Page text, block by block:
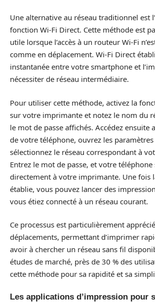
Une alternative au réseau traditionnel est
fonction Wi-Fi Direct. Cette méthode est
utile lorsque l’accès à un routeur Wi-Fi
comme en déplacement. Wi-Fi Direct
instantanée entre votre smartphone et
nécessiter de réseau intermédiaire.
Pour utiliser cette méthode, activez la
sur votre imprimante et notez le nom du
le mot de passe affichés. Accédez ensuite
de votre téléphone, ouvrez les paramètres
sélectionnez le réseau correspondant à
Entrez le mot de passe, et votre téléphone
directement à votre imprimante. Une fois
établie, vous pouvez lancer des
vous étiez connecté à un réseau courant.
Ce processus est particulièrement
déplacements, permettant d’imprimer
avoir à chercher un réseau sans fil
études de marché, près de 30 % des
cette méthode pour sa rapidité et sa
Les applications d’impression pour